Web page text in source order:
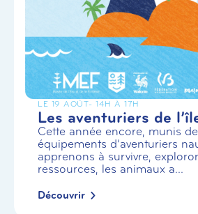
LE 19 AOÛT- 14H À 17H
Les aventuriers de
Cette année encore, munis
équipements d’aventuriers
apprenons à survivre,
ressources, les animaux a...
Découvrir